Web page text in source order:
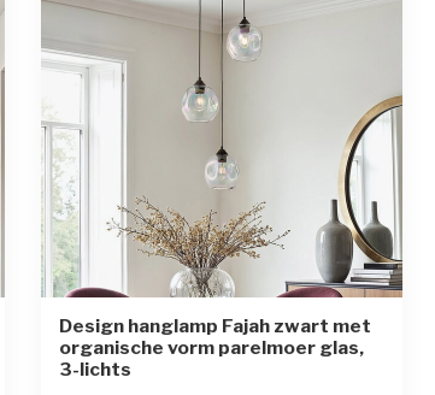
Design hanglamp Fajah zwart met
organische vorm parelmoer glas,
3-lichts